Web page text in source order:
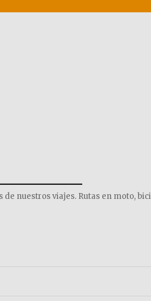
nuestros viajes. Rutas en moto,